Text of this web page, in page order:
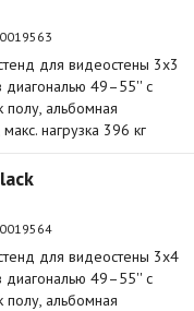
для видеостены 3х3
диагональю 49–55'' с
полу, альбомная
нагрузка 396 кг
для видеостены 3х4
диагональю 49–55'' с
полу, альбомная